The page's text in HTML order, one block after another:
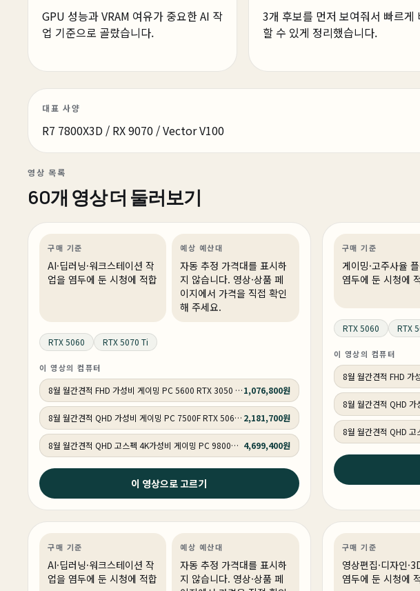
GPU 성능과 VRAM 여유가 중요한 AI 작
업 기준으로 골랐습니다.
3개 후보를 먼저 보여줘서 빠르게
할 수 있게 정리했습니다.
대표 사양
R7 7800X3D / RX 9070 / Vector V100
영상 목록
60개 영상 더 둘러보기
AI·딥러닝 AI·워크스테이션
최소한의 가격으로 최선의 성능을 담은 PC
구매 기준
AI·딥러닝·워크스테이션 작
업을 염두에 둔 시청에 적합
예상 예산대
자동 추정 가격대를 표시하
지 않습니다. 영상·상품 페
이지에서 가격을 직접 확인
해 주세요.
RTX 5060 RTX 5070 Ti
이 영상의 컴퓨터
8월 월간견적 FHD 가성비 게이밍 PC 5600 RTX 3050 GY5131,076,800원
8월 월간견적 QHD 가성비 게이밍 PC 7500F RTX 5060 GY514 2,181,700원
8월 월간견적 QHD 고스펙 4K가성비 게이밍 PC 9800X3D RTX 5070 Ti GY516 4,699,400원
이 영상으로 고르기
구매 기준
게이밍·고주사율
염두에 둔 시청에
RTX 5060 RTX
이 영상의 컴퓨터
AI·딥러닝 AI·워크스테이션
2주 전
현존최강 9955WX에 5090 두개 ! 뭐하냐고 ? Ai 인 공 지
능 !!
구매 기준
AI·딥러닝·워크스테이션 작
업을 염두에 둔 시청에 적합
예상 예산대
자동 추정 가격대를 표시하
지 않습니다. 영상·상품 페
영상편집·디자인
3주 전
9800X3D +
구매 기준
영상편집·디자인
염두에 둔 시청에